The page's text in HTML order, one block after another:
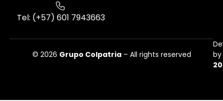
Tel: (+57) 601 7943663
© 2026 Grupo Colpatria– All rights reserved
by